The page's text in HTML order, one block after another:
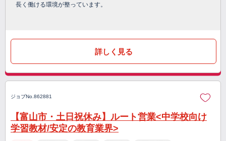
長く働ける環境が整っています。
詳しく見る
ジョブNo.862881
【富山市・土日祝休み】ルート営業<中学校向け
学習教材/安定の教育業界>